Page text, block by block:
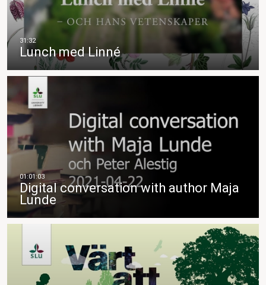
Lunch med Linné
Digital conversation with author Maja
Lunde